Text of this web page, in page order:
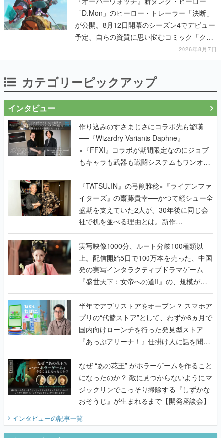
「D.Mon」のヒーロー・トレーラー「決断」
が公開。8月12日開幕のシーズン4でデビュー
予定、自らの資質に思い悩むコミック「クロ
2026年8月7日
カテゴリーピックアップ
インタビュー
作り込みのすさまじさにコラボ先も驚嘆
──『Wizardry Variants Daphne』
×『FFXI』コラボが期間限定なのにジョブ
もキャラも武器も戦闘システムもワンオフ
で作り込まれた理由を両ディレクターに聞
く
『TATSUJIN』の弓削雅稔×『ライデンファ
イターズ』の齋藤貴幸──かつて縦シュー全
盛期を支えていた2人が、30年後に同じ会
社で机を並べる理由とは。新作
『TATSUJIN EXTREME』で初タッグを組
んだレジェンド2人に訊く開発秘話
実写映像1000分、ルート分岐100種類以
上。配信開始5日で100万本を売った、中国
発の実写インタラクティブドラマゲーム
『盛世天下：女帝への道II』の、規模が違
うこだわりをプロデューサーに聞いた
半年でアプリストアをオープン？ スマホア
プリの“代替ストア”として、わずか6ヵ月で
国内向けローンチを行った発見型ストア
『あっぷアリーナ！』仕掛け人に話を聞い
てみた
なぜ “あの花王” がホラーゲームを作ること
になったのか？ 敵に見つからないようにマ
ジックリンでこっそり掃除する『しずかな
おそうじ』が生まれるまで【開発座談会】
インタビューの記事一覧